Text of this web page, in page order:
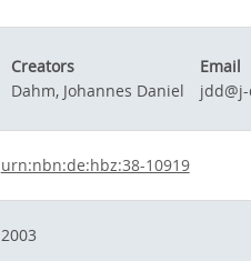
Creators Email
Dahm, Johannes Daniel
urn:nbn:de:hbz:38-10919
2003